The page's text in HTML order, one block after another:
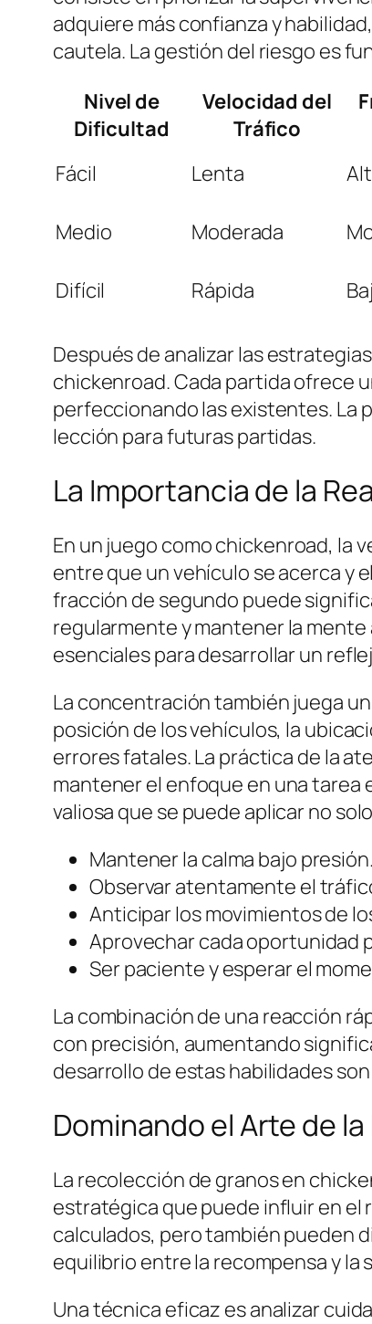
adquiere más confianza y
cautela. La gestión del riesgo es
Nivel de
Dificultad
Velocidad del
Tráfico
Fácil Lenta
Medio
Moderada
Difícil
Rápida
Después de analizar las
chickenroad. Cada partida ofrece
perfeccionando las existentes. La
lección para futuras partidas.
La Importancia de la
En un juego comochickenroad, la
entre que un vehículo se acerca y
fracción de segundo puede
regularmente y mantener la
esenciales para desarrollar un
La concentración también juega
posición de los vehículos, la
errores fatales. La práctica de la
mantener el enfoque en una tarea
valiosa que se puede aplicar no
Mantener la calma bajo presión.
Observar atentamente el
Anticipar los movimientos de
Aprovechar cada oportunidad
Ser paciente y esperar el
La combinación de una reacción
con precisión, aumentando
desarrollo de estas habilidades
Dominando el Arte de
La recolección de granos en
estratégica que puede influir en el
calculados, pero también pueden
equilibrio entre la recompensa y la
Una técnica eficaz es analizar